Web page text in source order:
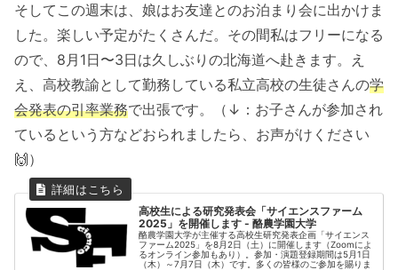
そしてこの週末は、娘はお友達とのお泊まり会に出かけま
した。楽しい予定がたくさんだ。その間私はフリーになる
ので、8月1日〜3日は久しぶりの北海道へ赴きます。え
え、高校教諭として勤務している私立高校の生徒さんの学
会発表の引率業務で出張です。（↓：お子さんが参加され
ているという方などおられましたら、お声がけください
🙌）
高校生による研究発表会「サイエンスファーム
2025」を開催します - 酪農学園大学
酪農学園大学が主催する高校生研究発表企画「サイエンス
ファーム2025」を8月2日（土）に開催します（Zoomによ
るオンライン参加もあり）。参加・演題登録期間は5月1日
（木）～7月7日（木）です。多くの皆様のご参加を賜りま